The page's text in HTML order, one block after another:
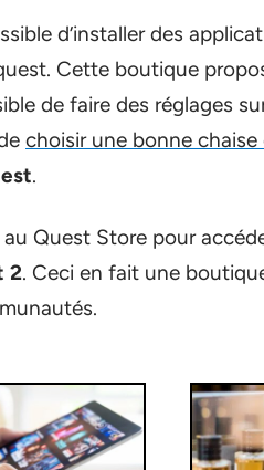
d’installer des
Cette boutique
de faire des réglages
choisir une bonne chaise
.
Quest Store pour
2. Ceci en fait une